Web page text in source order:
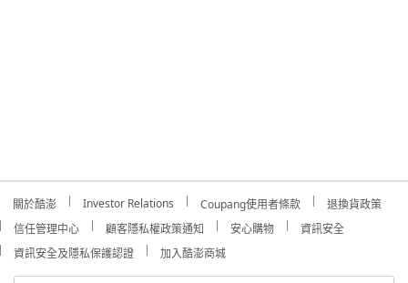
關於酷澎 Investor Relations Coupang使用者條款
退換貨政策
信任管理中心
顧客隱私權政策通知 安心購物
資訊安全
資訊安全及隱私保護認證
加入酷澎商城